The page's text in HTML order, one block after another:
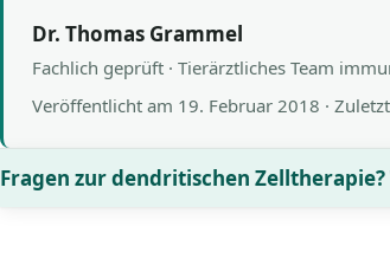
Dr. Thomas Grammel
Fachlich geprüft · Tierärztliches Team
Veröffentlicht am 19. Februar 2018 ·
Fragen zur dendritischen